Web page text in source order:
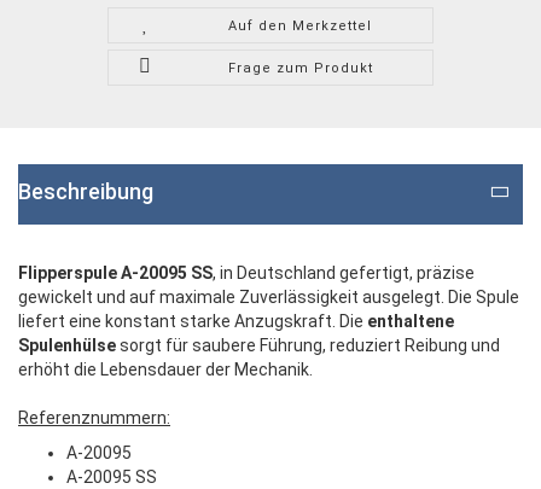
Auf den Merkzettel
Frage zum Produkt
Beschreibung
Flipperspule A-20095 SS, in Deutschland gefertigt, präzise
gewickelt und auf maximale Zuverlässigkeit ausgelegt. Die Spule
liefert eine konstant starke Anzugskraft. Die enthaltene
Spulenhülsesorgt für saubere Führung, reduziert Reibung und
erhöht die Lebensdauer der Mechanik.
Referenznummern:
A-20095
A-20095 SS